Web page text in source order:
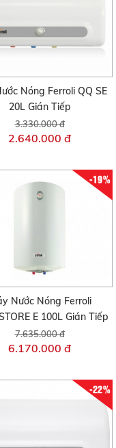
Nóng Ferroli QQ SE
20L Gián Tiếp
3.330.000 đ
2.640.000 đ
-19%
Nước Nóng Ferroli
E 100L Gián Tiếp
7.635.000 đ
6.170.000 đ
-22%